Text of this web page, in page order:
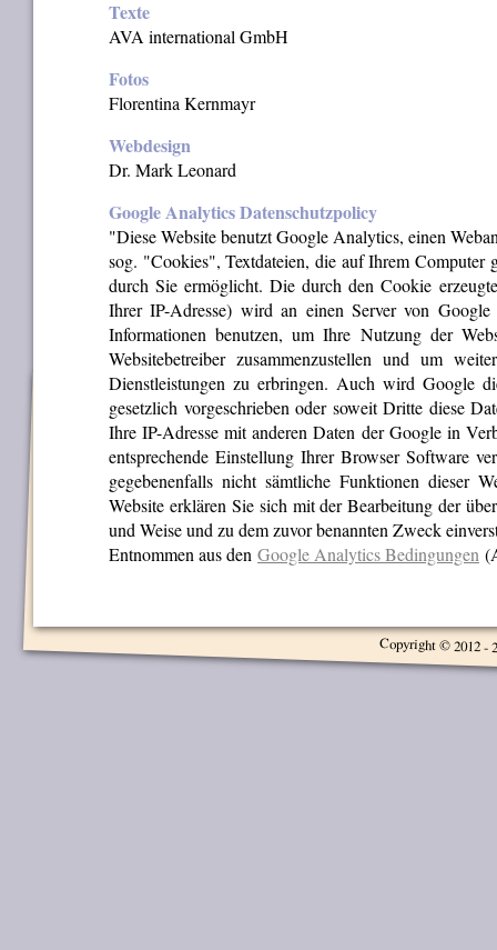
Texte
AVA international GmbH
Fotos
Florentina Kernmayr
Webdesign
Dr. Mark Leonard
Google Analytics Datenschutzpolicy
"Diese Website benutzt Google Analytics, einen
sog. "Cookies", Textdateien, die auf Ihrem Computer
durch Sie ermöglicht. Die durch den Cookie
Ihrer IP-Adresse) wird an einen Server von
Informationen benutzen, um Ihre Nutzung der
Websitebetreiber zusammenzustellen und um
Dienstleistungen zu erbringen. Auch wird Google
gesetzlich vorgeschrieben oder soweit Dritte diese
Ihre IP-Adresse mit anderen Daten der Google in
entsprechende Einstellung Ihrer Browser Software
gegebenenfalls nicht sämtliche Funktionen dieser
Website erklären Sie sich mit der Bearbeitung der
und Weise und zu dem zuvor benannten Zweck
Entnommen aus den Google Analytics Bedingungen
Copyright © 2012 -